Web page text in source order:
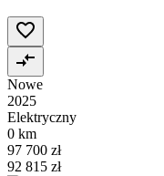
Nowe
2025
Elektryczny
0 km
97 700 zł
92 815 zł